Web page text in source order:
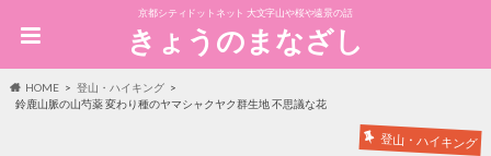
京都シティドットネット 大文字山や桜や遠景の話
きょうのまなざし
HOME
登山・ハイキング
鈴鹿山脈の山芍薬 変わり種のヤマシャクヤク群生地 不思議な花
登山・ハイキング